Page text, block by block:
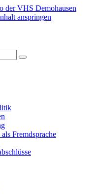
anspringen
Fremdsprache